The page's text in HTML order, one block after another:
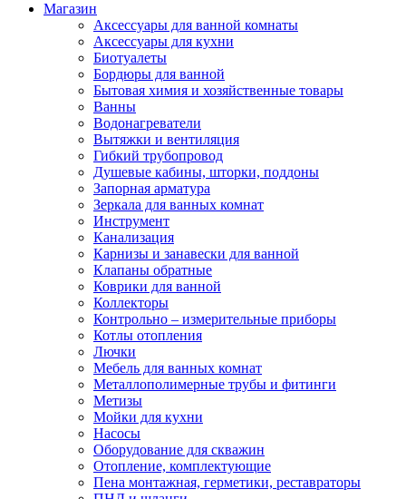
Магазин
Аксессуары для ванной комнаты
Аксессуары для кухни
Биотуалеты
Бордюры для ванной
Бытовая химия и хозяйственные товары
Ванны
Водонагреватели
Вытяжки и вентиляция
Гибкий трубопровод
Душевые кабины, шторки, поддоны
Запорная арматура
Зеркала для ванных комнат
Инструмент
Канализация
Карнизы и занавески для ванной
Клапаны обратные
Коврики для ванной
Коллекторы
Контрольно – измерительные приборы
Котлы отопления
Лючки
Мебель для ванных комнат
Металлополимерные трубы и фитинги
Метизы
Мойки для кухни
Насосы
Оборудование для скважин
Отопление, комплектующие
Пена монтажная, герметики, реставраторы